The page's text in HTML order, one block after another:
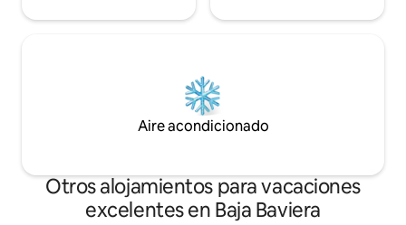
Aire acondicionado
Otros alojamientos para vacaciones
excelentes en Baja Baviera